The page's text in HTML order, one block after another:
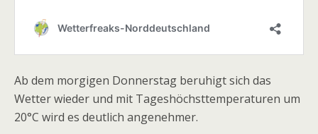
Ab dem morgigen Donnerstag beruhigt sich das
Wetter wieder und mit Tageshöchsttemperaturen um
20°C wird es deutlich angenehmer.